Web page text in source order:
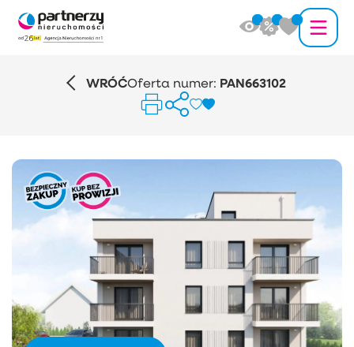
WRÓĆOferta numer: PAN663102